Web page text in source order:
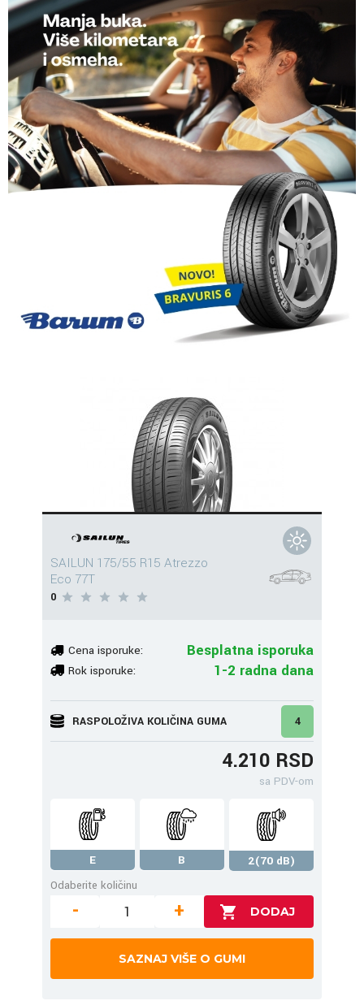
SAILUN 175/55 R15 Atrezzo
Eco 77T
0
Cena isporuke: Besplatna isporuka
Rok isporuke: 1-2 radna dana
RASPOLOŽIVA KOLIČINA GUMA 4
4.210 RSD
sa PDV-om
E B
2(70 dB)
Odaberite količinu
- +
SAZNAJ VIŠE O GUMI